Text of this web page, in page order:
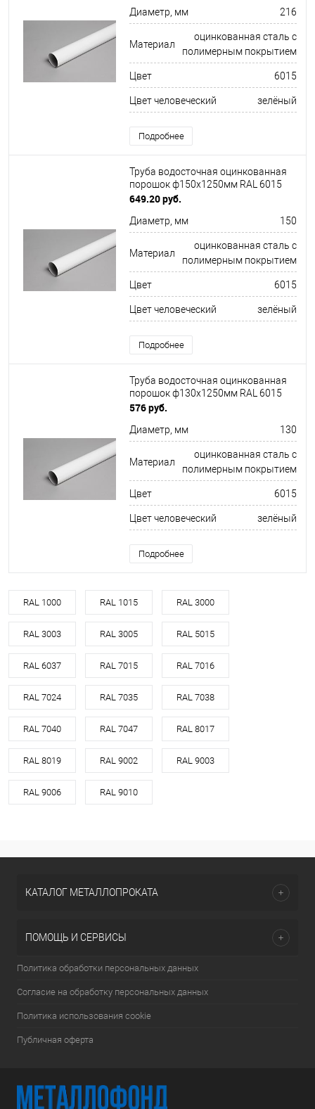
Диаметр, мм 216
Материал
оцинкованная сталь с
полимерным покрытием
Цвет 6015
Цвет человеческий зелёный
Подробнее
Труба водосточная оцинкованная
порошок ф150х1250мм RAL 6015
649.20 руб.
Диаметр, мм 150
Материал
оцинкованная сталь с
полимерным покрытием
Цвет 6015
Цвет человеческий зелёный
Подробнее
Труба водосточная оцинкованная
порошок ф130х1250мм RAL 6015
576 руб.
Диаметр, мм 130
Материал
оцинкованная сталь с
полимерным покрытием
Цвет 6015
Цвет человеческий зелёный
Подробнее
RAL 1000 RAL 1015 RAL 3000
RAL 3003 RAL 3005 RAL 5015
RAL 6037 RAL 7015 RAL 7016
RAL 7024 RAL 7035 RAL 7038
RAL 7040 RAL 7047 RAL 8017
RAL 8019 RAL 9002 RAL 9003
RAL 9006 RAL 9010
КАТАЛОГ МЕТАЛЛОПРОКАТА
ПОМОЩЬ И СЕРВИСЫ
Политика обработки персональных данных
Согласие на обработку персональных данных
Политика использования cookie
Публичная оферта